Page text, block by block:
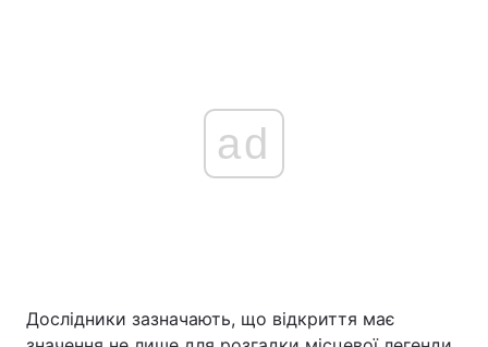
ad
Дослідники зазначають, що відкриття має